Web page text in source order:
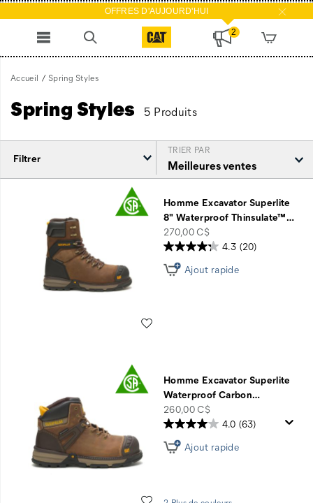
OFFRES D'AUJOURD'HUI
2
Accueil Spring Styles
Spring Styles 5 Produits
Filtrer
TRIER PAR
Spring
Homme Excavator Superlite
8" Waterproof Thinsulate™…
price
270,00 C$
4.3 (20)
Ajout rapide
Homme Excavator Superlite
Waterproof Carbon…
price
260,00 C$
Liste de souhaits
4.0 (63)
Ajout rapide